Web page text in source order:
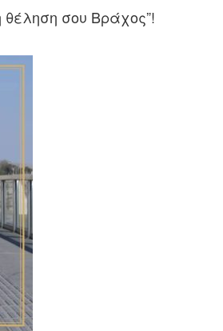
σου Βράχος”!